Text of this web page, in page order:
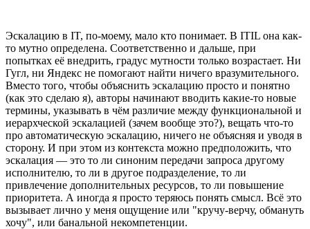
Эскалацию в IT, по-моему, мало кто понимает. В ITIL она как-
то мутно определена. Соответственно и дальше, при
попытках её внедрить, градус мутности только возрастает. Ни
Гугл, ни Яндекс не помогают найти ничего вразумительного.
Вместо того, чтобы объяснить эскалацию просто и понятно
(как это сделаю я), авторы начинают вводить какие-то новые
термины, указывать в чём различие между функциональной и
иерархческой эскалацией (зачем вообще это?), вещать что-то
про автоматическую эскалацию, ничего не объясняя и уводя в
сторону. И при этом из контекста можно предположить, что
эскалация — это то ли синоним передачи запроса другому
исполнителю, то ли в другое подразделение, то ли
привлечение дополнительных ресурсов, то ли повышение
приоритета. А иногда я просто теряюсь понять смысл. Всё это
вызывает лично у меня ощущение или "кручу-верчу, обмануть
хочу", или банальной некомпетенции.